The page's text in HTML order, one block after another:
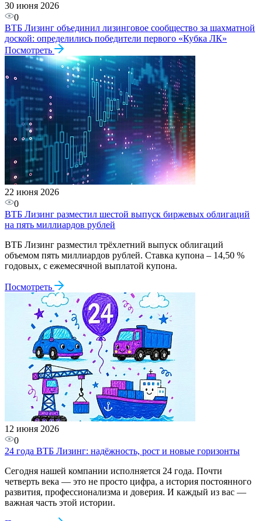
30 июня 2026
0
ВТБ Лизинг объединил лизинговое сообщество за шахматной
доской: определились победители первого «Кубка ЛК»
Посмотреть
22 июня 2026
0
ВТБ Лизинг разместил шестой выпуск биржевых облигаций
на пять миллиардов рублей
ВТБ Лизинг разместил трёхлетний выпуск облигаций
объемом пять миллиардов рублей. Ставка купона – 14,50 %
годовых, с ежемесячной выплатой купона.
Посмотреть
12 июня 2026
0
24 года ВТБ Лизинг: надёжность, рост и новые горизонты
Сегодня нашей компании исполняется 24 года. Почти
четверть века — это не просто цифра, а история постоянного
развития, профессионализма и доверия. И каждый из вас —
важная часть этой истории.